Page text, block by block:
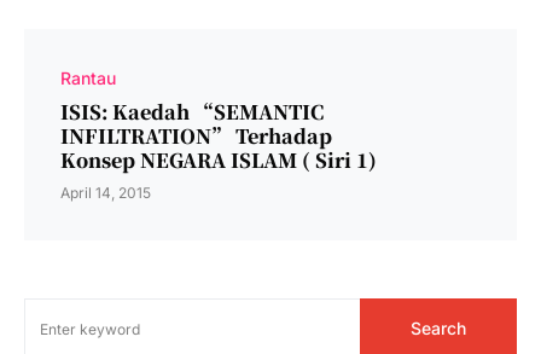
Rantau
ISIS: Kaedah “SEMANTIC
INFILTRATION” Terhadap
Konsep NEGARA ISLAM ( Siri 1)
April 14, 2015
Search